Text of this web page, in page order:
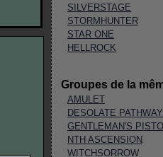
SILVERSTAGE
STORMHUNTER
STAR ONE
HELLROCK
Groupes de la
AMULET
DESOLATE PATHWAY
GENTLEMAN'S
NTH ASCENSION
WITCHSORROW